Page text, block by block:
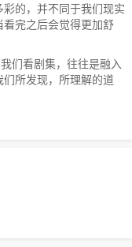
的，并不同于我们现实
完之后会觉得更加舒
们看剧集，往往是融入
所发现，所理解的道